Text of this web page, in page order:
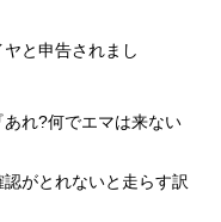
と申告されまし
れ?何でエマは来ない
がとれないと走らす訳